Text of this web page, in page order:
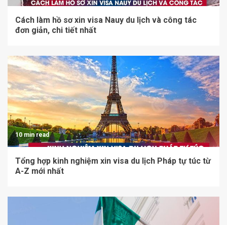
Cách làm hồ sơ xin visa Nauy du lịch và công tác
đơn giản, chi tiết nhất
10 min read
Tổng hợp kinh nghiệm xin visa du lịch Pháp tự túc từ
A-Z mới nhất